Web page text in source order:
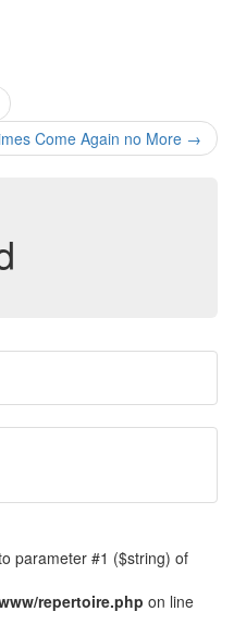
Come Again no More →
parameter #1 ($string) of
repertoire.php on line